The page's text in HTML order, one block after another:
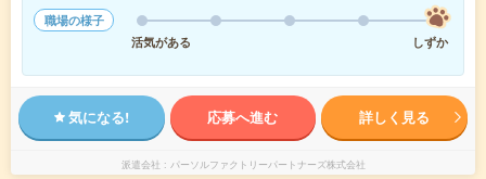
職場の様子
活気がある
しずか
気になる! 応募へ進む 詳しく見る
派遣会社 パーソルファクトリーパートナーズ株式会社